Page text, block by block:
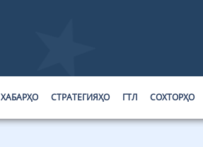
ХАБАРҲО СТРАТЕГИЯҲО ГТЛ СОХТОРҲО